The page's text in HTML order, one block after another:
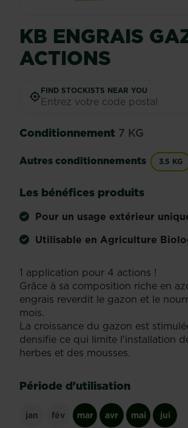
KB ENGRAIS
ACTIONS
FIND STOCKISTS NEAR YOU
Conditionnement 7 KG
Autres conditionnements 3.5 KG
Les bénéfices produits
Pour un usage extérieur
Utilisable en Agriculture
1 application pour 4 actions !
Grâce à sa composition riche en
engrais reverdit le gazon et le
mois.
La croissance du gazon est
densifie ce qui limite l'installation
herbes et des mousses.
Période d'utilisation
jan fév mar avr mai jui